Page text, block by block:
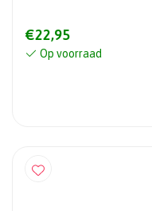
€22,95
Op voorraad